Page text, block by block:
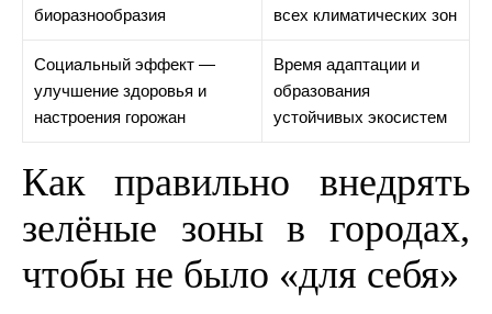
биоразнообразия
всех климатических зон
Социальный эффект —
улучшение здоровья и
настроения горожан
Время адаптации и
образования
устойчивых экосистем
Как правильно внедрять
зелёные зоны в городах,
чтобы не было «для себя»